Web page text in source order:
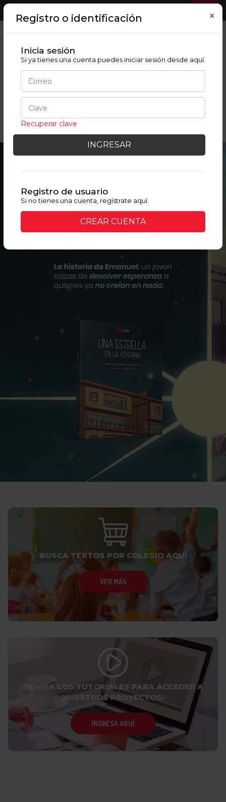
0
BUSCA TEXTOS POR COLEGIO AQUÍ
VER MÁS
¡REVISA LOS TUTORIALES PARA ACCEDER A
NUESTROS PROYECTOS!
INGRESA AQUÍ
Registro o identificación ×
Inicia sesión
Si ya tienes una cuenta puedes iniciar sesión desde aquí.
Recuperar clave
INGRESAR
Registro de usuario
Si no tienes una cuenta, regístrate aquí.
CREAR CUENTA